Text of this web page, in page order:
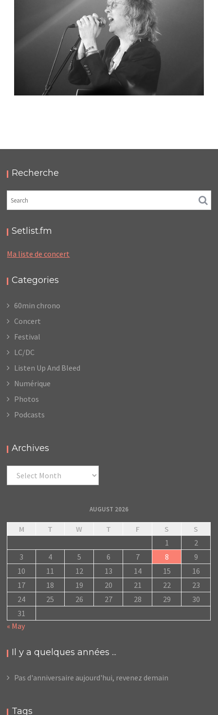
Recherche
Setlist.fm
Ma liste de concert
Categories
60min chrono
Concert
Festival
LC/DC
Listen Up And Bleed
Numérique
Photos
Podcasts
Archives
Archives
AUGUST 2026
M T W T F S
S
1
2
3
4 5 6 7 8
9
10
11 12 13 14 15
16
17
18 19 20 21 22
23
24
25 26 27 28 29
30
31
« May
Il y a quelques années ...
Pas d'anniversaire aujourd'hui, revenez demain
Tags